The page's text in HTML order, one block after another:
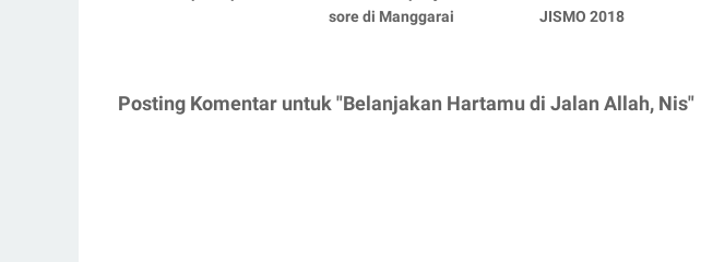
sore di Manggarai
JISMO 2018
Posting Komentar untuk "Belanjakan Hartamu di Jalan Allah, Nis"